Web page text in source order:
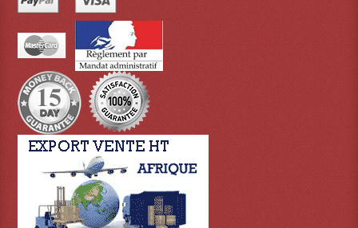
Gyrophares À Leds
Lampes Ampoules
Ampoules - Tubes Lumière Noire Black Gun
Lampes À Décharges
Lampes De Couleurs
Lampes Dichroique